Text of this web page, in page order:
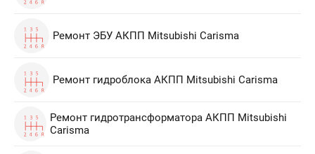
Ремонт ЭБУ АКПП Mitsubishi Carisma
Ремонт гидроблока АКПП Mitsubishi Carisma
Ремонт гидротрансформатора АКПП Mitsubishi
Carisma